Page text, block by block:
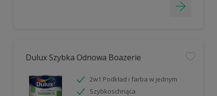
Dulux Szybka Odnowa Boazerie
2w1 Podkład i farba w jednym
Szybkoschnąca